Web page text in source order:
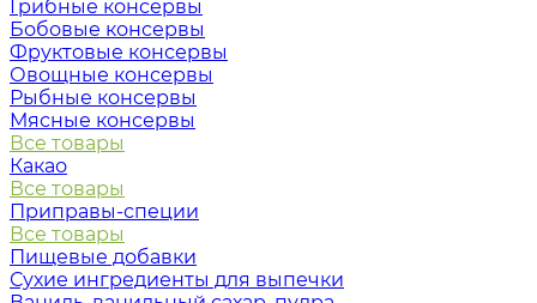
Грибные консервы
Бобовые консервы
Фруктовые консервы
Овощные консервы
Рыбные консервы
Мясные консервы
Все товары
Какао
Все товары
Приправы-специи
Все товары
Пищевые добавки
Сухие ингредиенты для выпечки